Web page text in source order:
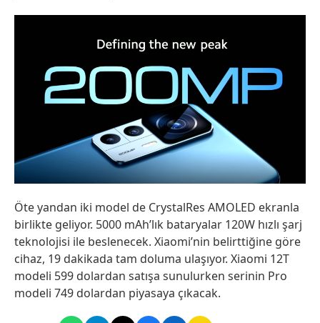
Öte yandan iki model de CrystalRes AMOLED ekranla
birlikte geliyor. 5000 mAh’lık bataryalar 120W hızlı şarj
teknolojisi ile beslenecek. Xiaomi’nin belirttiğine göre
cihaz, 19 dakikada tam doluma ulaşıyor. Xiaomi 12T
modeli 599 dolardan satışa sunulurken serinin Pro
modeli 749 dolardan piyasaya çıkacak.